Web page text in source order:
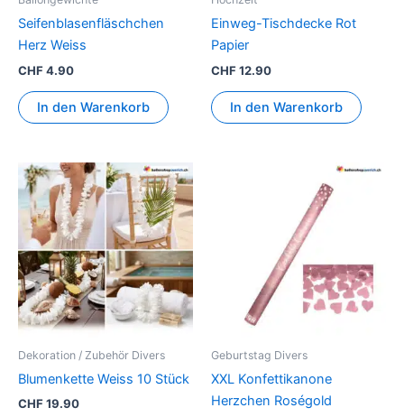
Seifenblasenfläschchen
Herz Weiss
CHF4.90
In den Warenkorb
Einweg-Tischdecke Rot
Papier
CHF12.90
In den Warenkorb
Dekoration / Zubehör Divers
Blumenkette Weiss 10 Stück
CHF19.90
Geburtstag Divers
XXL Konfettikanone
Herzchen Roségold